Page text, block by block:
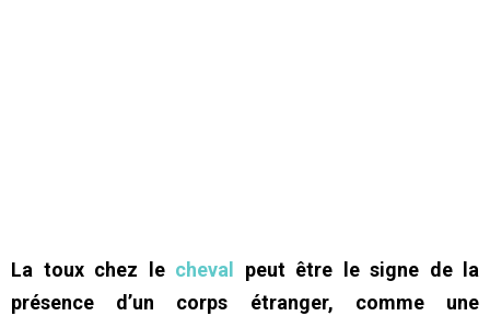
La toux chez le cheval
peut être le signe de la
présence d’un corps étranger, comme une